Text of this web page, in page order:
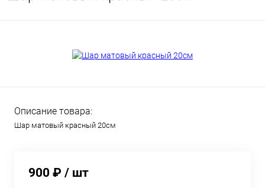
Описание товара:
Шар матовый красный 20см
900 ₽ / шт